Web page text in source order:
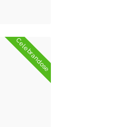
Celebrandose